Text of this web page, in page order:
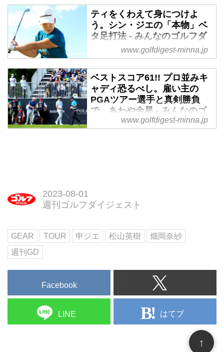
ロゴルファー・中村修が解説。
ーチGLで開催された全米女子オ
ープン。初出場で13位に入った木
下彩は、初のアメリカ＆初の海外
メジャーをどう戦い、どう感じた
のか? リアルな“あやたん節”で語
ってもらった。
ティをくわえて身につけよ
う。シン・ジエの「本物」ベ
タ足打法 - みんなのゴルフダ
イジェスト
女子プロたち。その共通点は、ず
ばりベタ足インパクトだ。「腰が
引けちゃうと『ニセベタ足』です
よ」と話すのは、2017年ニトリ
レディスで今シーズン初勝利を手
www.golfdigest-minna.jp
ベストスコア61!! プロ並みキ
ャディ恐るべし。雇い主の
PGAツアー選手と真剣勝負
で、あわや金星 - みんなのゴ
ルフダイジェスト
www.golfdigest-minna.jp
2023-08-01
週刊ゴルフダイジェスト
GEAR TOUR 申ジエ 松山英樹
畑岡奈紗
週刊GD
Facebook
LINE はてブ
↑